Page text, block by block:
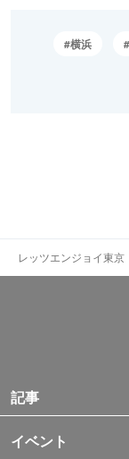
横浜
レッツエンジョイ東京
記事
イベント